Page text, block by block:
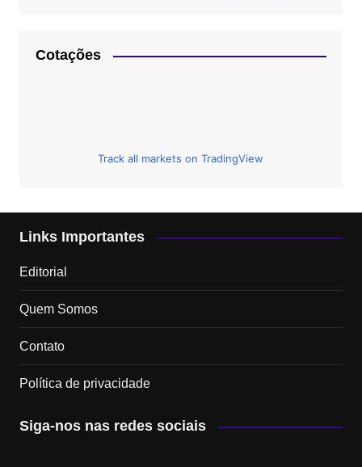
Cotações
Track all markets on TradingView
Links Importantes
Editorial
Quem Somos
Contato
Política de privacidade
Siga-nos nas redes sociais